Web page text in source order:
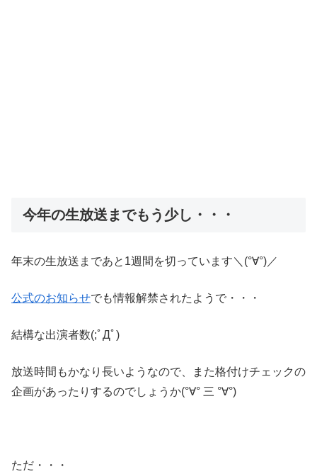
今年の生放送までもう少し・・・
年末の生放送まであと1週間を切っています＼(°∀°)／
公式のお知らせでも情報解禁されたようで・・・
結構な出演者数(;ﾟДﾟ)
放送時間もかなり長いようなので、また格付けチェックの
企画があったりするのでしょうか(°∀° 三 °∀°)
ただ・・・